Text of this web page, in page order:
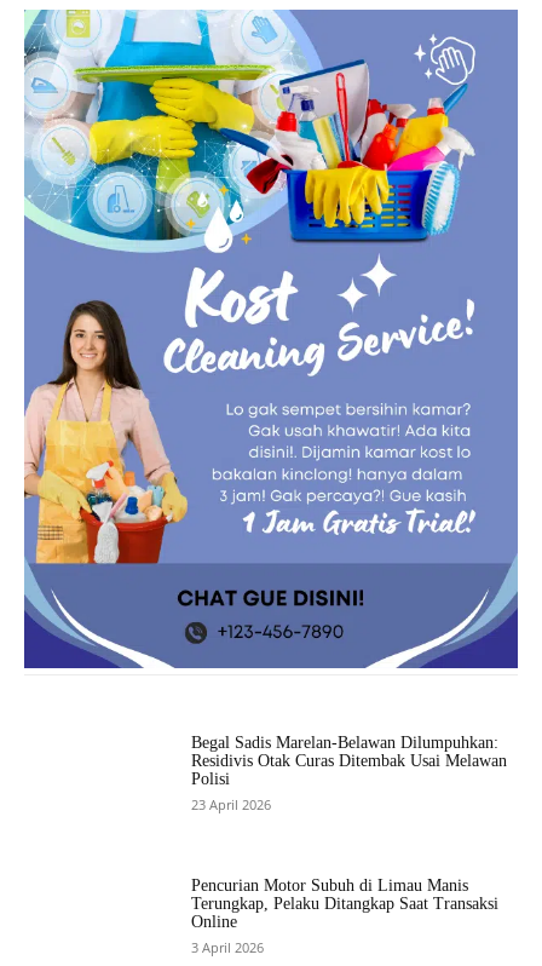
Begal Sadis Marelan-Belawan Dilumpuhkan:
Residivis Otak Curas Ditembak Usai Melawan
Polisi
23 April 2026
Pencurian Motor Subuh di Limau Manis
Terungkap, Pelaku Ditangkap Saat Transaksi
Online
3 April 2026